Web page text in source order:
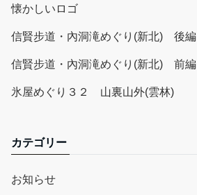
懐かしいロゴ
信賢步道・內洞滝めぐり(新北) 後編
信賢步道・內洞滝めぐり(新北) 前編
氷屋めぐり３２ 山裏山外(雲林)
カテゴリー
お知らせ